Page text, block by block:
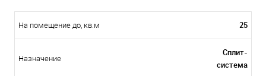
На помещение до, кв.м 25
Назначение
Сплит-
система